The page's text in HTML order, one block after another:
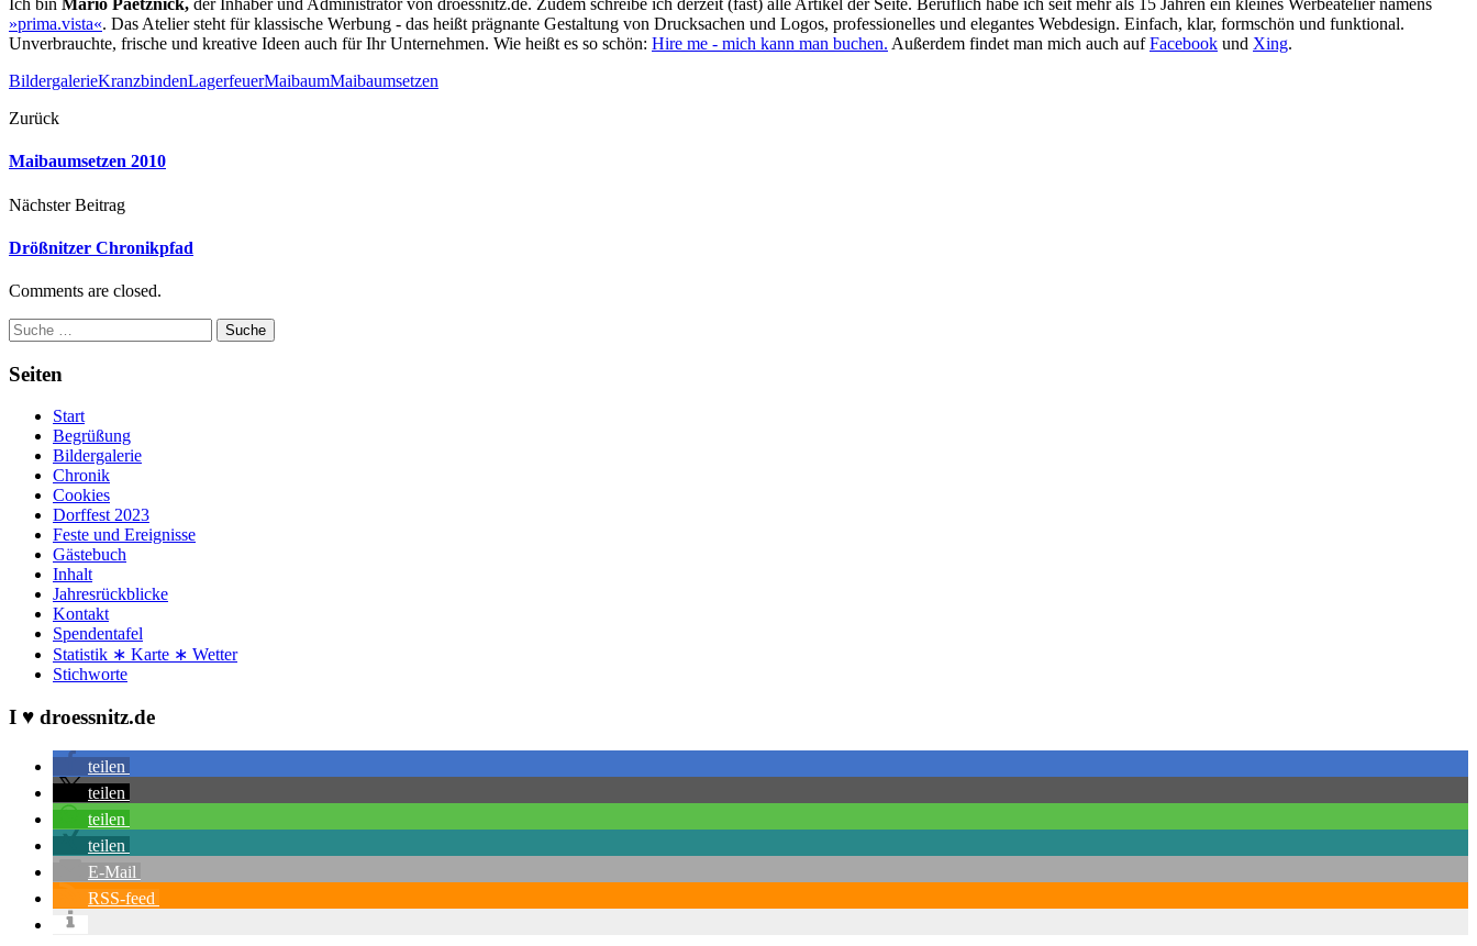
Ich bin Mario Paetznick, der Inhaber und Administrator von droessnitz.de. Zudem schreibe ich derzeit (fast) alle Artikel der Seite. Beruflich habe ich seit mehr als 15 Jahren ein kleines Werbeatelier namens
»prima.vista«. Das Atelier steht für klassische Werbung - das heißt prägnante Gestaltung von Drucksachen und Logos, professionelles und elegantes Webdesign. Einfach, klar, formschön und funktional.
Unverbrauchte, frische und kreative Ideen auch für Ihr Unternehmen. Wie heißt es so schön: Hire me - mich kann man buchen. Außerdem findet man mich auch aufFacebook und Xing.
BildergalerieKranzbindenLagerfeuerMaibaumMaibaumsetzen
Zurück
Maibaumsetzen 2010
Nächster Beitrag
Drößnitzer Chronikpfad
Comments are closed.
Suche
Seiten
Start
Begrüßung
Bildergalerie
Chronik
Cookies
Dorffest 2023
Feste und Ereignisse
Gästebuch
Inhalt
Jahresrückblicke
Kontakt
Spendentafel
Statistik ∗ Karte ∗ Wetter
Stichworte
I ♥ droessnitz.de
teilen
teilen
teilen
teilen
E-Mail
RSS-feed